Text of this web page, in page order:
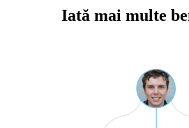
Iată mai multe